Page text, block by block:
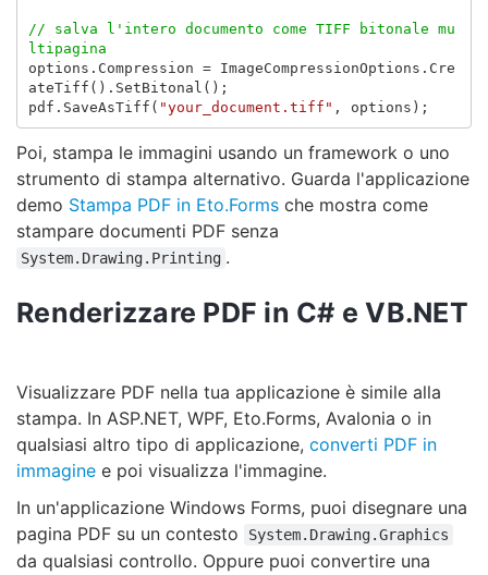
// salva l'intero documento come TIFF bitonale mu
ltipagina
options . Compression = ImageCompressionOptions . Cre
ateTiff (). SetBitonal ();
pdf . SaveAsTiff ( "your_document.tiff" , options );
Poi, stampa le immagini usando un framework o uno
strumento di stampa alternativo. Guarda l'applicazione
demo Stampa PDF in Eto.Forms che mostra come
stampare documenti PDF senza
System.Drawing.Printing .
Renderizzare PDF in C# e VB.NET
Visualizzare PDF nella tua applicazione è simile alla
stampa. In ASP.NET, WPF, Eto.Forms, Avalonia o in
qualsiasi altro tipo di applicazione, converti PDF in
immagine e poi visualizza l'immagine.
In un'applicazione Windows Forms, puoi disegnare una
pagina PDF su un contesto
System.Drawing.Graphics
da qualsiasi controllo. Oppure puoi convertire una